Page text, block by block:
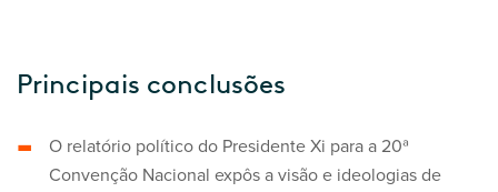
Principais conclusões
O relatório político do Presidente Xi para a 20ª
Convenção Nacional expôs a visão e ideologias de